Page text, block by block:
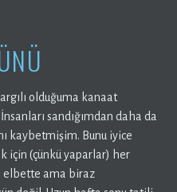
olduğuma kanaat
sandığımdan daha da
kaybetmişim. Bunu iyice
için (çünkü yaparlar) her
elbette ama biraz